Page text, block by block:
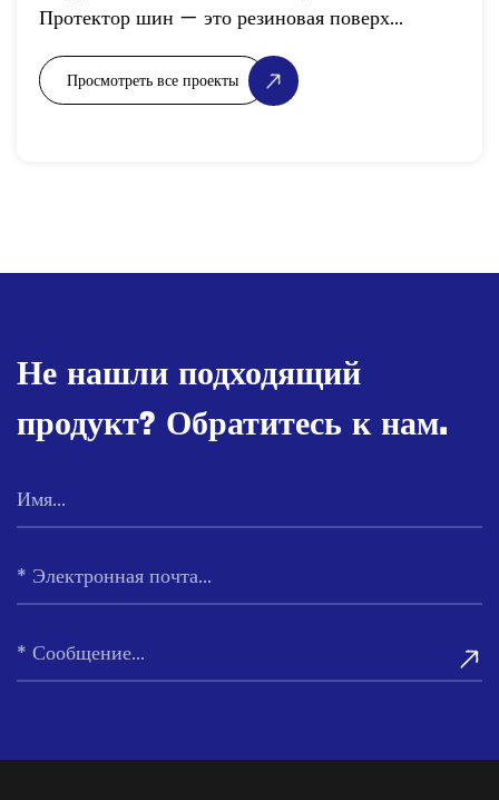
Не нашли подходящий
продукт? Обратитесь к нам.